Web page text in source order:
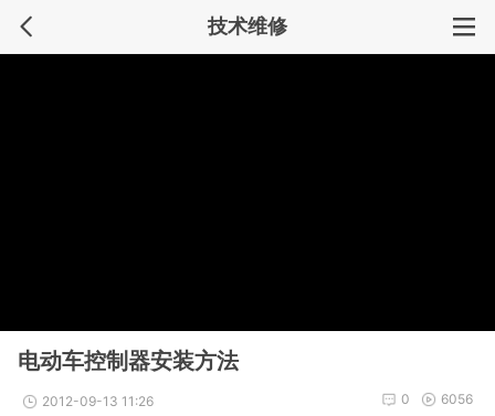
技术维修
电动车控制器安装方法
2012-09-13 11:26 6056
0